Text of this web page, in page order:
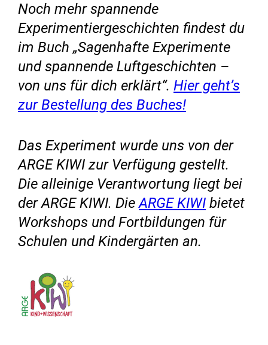
Noch mehr spannende
Experimentiergeschichten findest du
im Buch „Sagenhafte Experimente
und spannende Luftgeschichten –
von uns für dich erklärt“. Hier geht’s
zur Bestellung des Buches!
Das Experiment wurde uns von der
ARGE KIWI zur Verfügung gestellt.
Die alleinige Verantwortung liegt bei
der ARGE KIWI. DieARGE KIWI bietet
Workshops und Fortbildungen für
Schulen und Kindergärten an.